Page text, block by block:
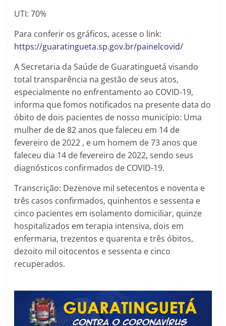
UTI: 70%
Para conferir os gráficos, acesse o link:
https://guaratingueta.sp.gov.br/painelcovid/
A Secretaria da Saúde de Guaratinguetá visando
total transparência na gestão de seus atos,
especialmente no enfrentamento ao COVID-19,
informa que fomos notificados na presente data do
óbito de dois pacientes de nosso município: Uma
mulher de de 82 anos que faleceu em 14 de
fevereiro de 2022 , e um homem de 73 anos que
faleceu dia 14 de fevereiro de 2022, sendo seus
diagnósticos confirmados de COVID-19.
Transcrição: Dezenove mil setecentos e noventa e
três casos confirmados, quinhentos e sessenta e
cinco pacientes em isolamento domiciliar, quinze
hospitalizados em terapia intensiva, dois em
enfermaria, trezentos e quarenta e três óbitos,
dezoito mil oitocentos e sessenta e cinco
recuperados.